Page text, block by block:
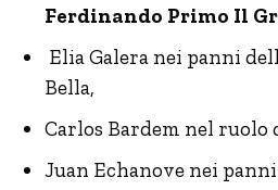
Ferdinando Primo Il
Elia Galera nei panni
Bella,
Carlos Bardem nel ruolo
Juan Echanove nei panni